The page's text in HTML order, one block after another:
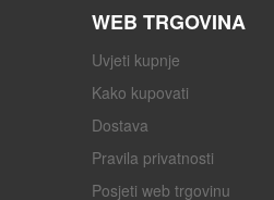
WEB TRGOVINA
Uvjeti kupnje
Kako kupovati
Dostava
Pravila privatnosti
Posjeti web trgovinu